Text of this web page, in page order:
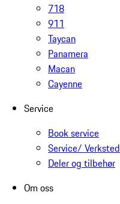
718
911
Taycan
Panamera
Macan
Cayenne
Service
Book service
Service/ Verksted
Deler og tilbehør
Om oss